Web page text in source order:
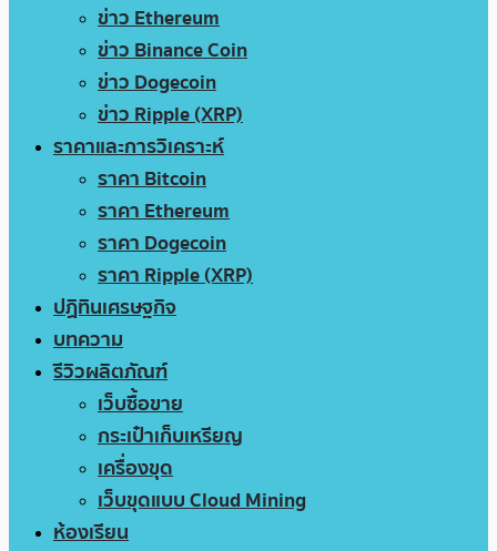
ข่าว Ethereum
ข่าว Binance Coin
ข่าว Dogecoin
ข่าว Ripple (XRP)
ราคาและการวิเคราะห์
ราคา Bitcoin
ราคา Ethereum
ราคา Dogecoin
ราคา Ripple (XRP)
ปฏิทินเศรษฐกิจ
บทความ
รีวิวผลิตภัณฑ์
เว็บซื้อขาย
กระเป๋าเก็บเหรียญ
เครื่องขุด
เว็บขุดแบบ Cloud Mining
ห้องเรียน